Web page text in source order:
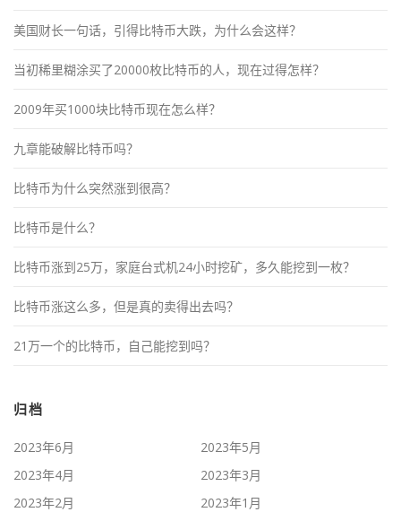
美国财长一句话，引得比特币大跌，为什么会这样？
当初稀里糊涂买了20000枚比特币的人，现在过得怎样？
2009年买1000块比特币现在怎么样？
九章能破解比特币吗？
比特币为什么突然涨到很高？
比特币是什么？
比特币涨到25万，家庭台式机24小时挖矿，多久能挖到一枚？
比特币涨这么多，但是真的卖得出去吗？
21万一个的比特币，自己能挖到吗？
归档
2023年6月
2023年5月
2023年4月
2023年3月
2023年2月
2023年1月